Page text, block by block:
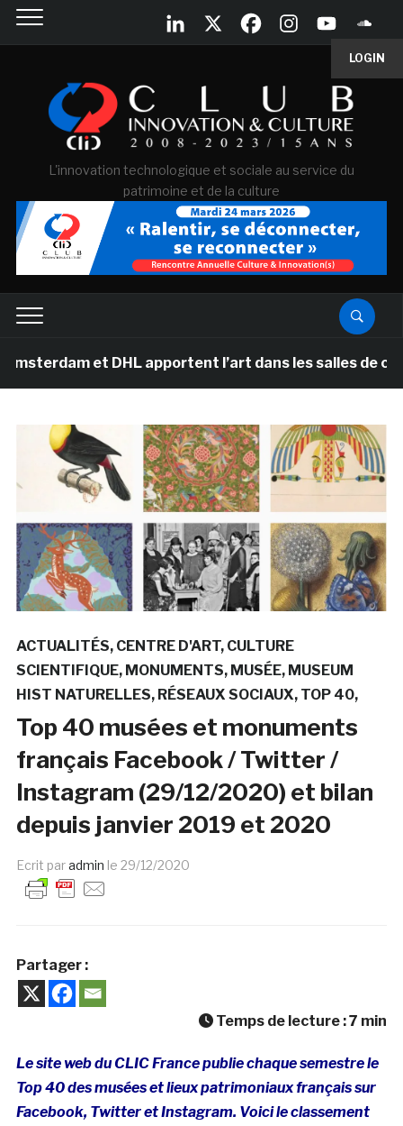
LOGIN
L'innovation technologique et sociale au service du
patrimoine et de la culture
et DHL apportent l’art dans les salles de classe des
ACTUALITÉS CENTRE D'ART CULTURE
SCIENTIFIQUE MONUMENTS MUSÉE MUSEUM
HIST NATURELLES RÉSEAUX SOCIAUX TOP 40
Top 40 musées et monuments
français Facebook / Twitter /
Instagram (29/12/2020) et bilan
depuis janvier 2019 et 2020
Ecrit paradmin le 29/12/2020
Partager :
Temps de lecture :7 min
Le site web du CLIC France publie chaque semestre le
Top 40 des musées et lieux patrimoniaux français sur
Facebook, Twitter et Instagram. Voici le classement